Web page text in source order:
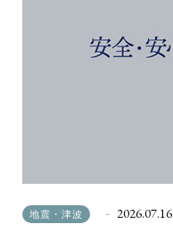
地震・津波 2026.07.16